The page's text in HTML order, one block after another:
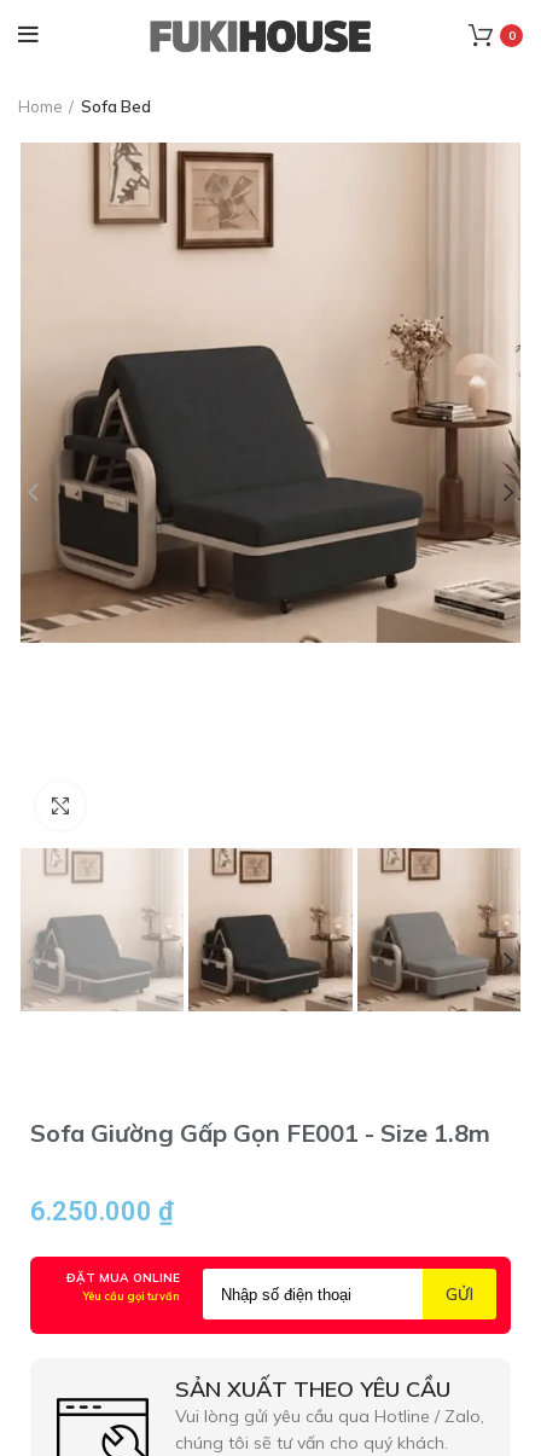
0
Home Sofa Bed
Sofa Giường Gấp Gọn FE001 - Size 1.8m
6.250.000 ₫
ĐẶT MUA ONLINE
Yêu cầu gọi tư vấn
SẢN XUẤT THEO YÊU CẦU
Vui lòng gửi yêu cầu qua Hotline / Zalo,
chúng tôi sẽ tư vấn cho quý khách.